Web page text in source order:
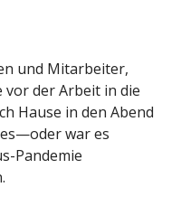
und Mitarbeiter,
der Arbeit in die
Hause in den Abend
war es
Pandemie